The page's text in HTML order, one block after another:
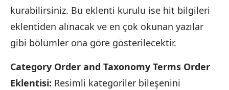
kurabilirsiniz. Bu eklenti kurulu ise hit bilgileri
eklentiden alınacak ve en çok okunan yazılar
gibi bölümler ona göre gösterilecektir.
Category Order and Taxonomy Terms Order
Eklentisi: Resimli kategoriler bileşenini